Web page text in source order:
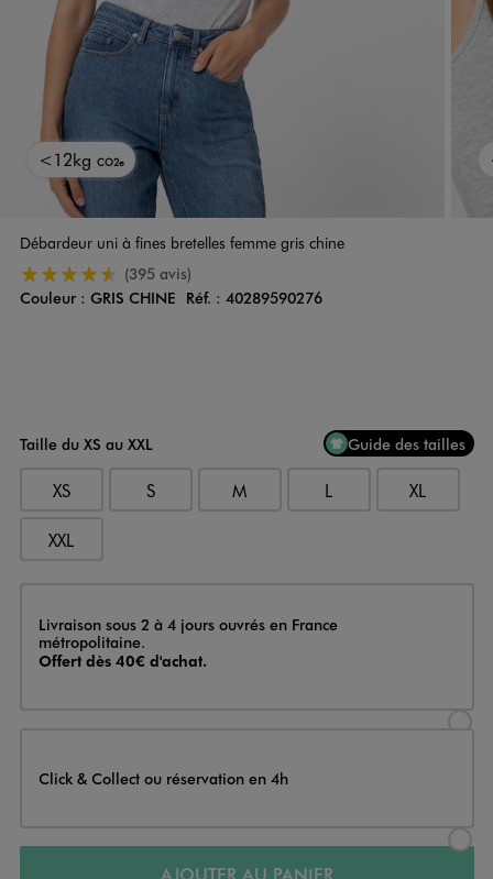
<12kg CO2e
Débardeur uni à fines bretelles femme gris chine
4.5/5 de moyenne
(395 avis)
Couleur
Couleur : GRIS CHINE Réf. : 40289590276
Taille du XS au XXL Guide des tailles
XS S M L XL
XXL
Livraison
Livraison sous 2 à 4 jours ouvrés en France
métropolitaine.
Offert dès 40€ d'achat.
Click & Collect ou réservation en 4h
AJOUTER AU PANIER